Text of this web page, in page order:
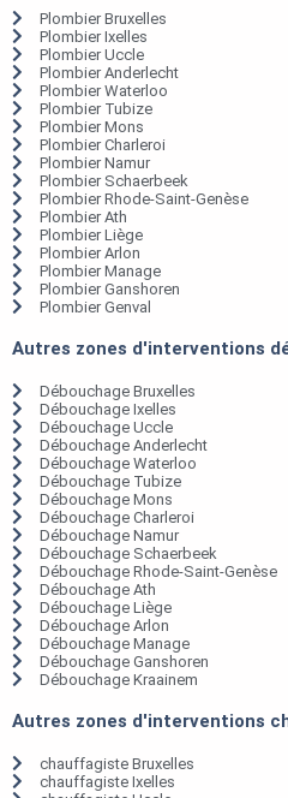
Plombier Bruxelles
Plombier Ixelles
Plombier Uccle
Plombier Anderlecht
Plombier Waterloo
Plombier Tubize
Plombier Mons
Plombier Charleroi
Plombier Namur
Plombier Schaerbeek
Plombier Rhode-Saint-Genèse
Plombier Ath
Plombier Liège
Plombier Arlon
Plombier Manage
Plombier Ganshoren
Plombier Genval
Autres zones d'interventions
Débouchage Bruxelles
Débouchage Ixelles
Débouchage Uccle
Débouchage Anderlecht
Débouchage Waterloo
Débouchage Tubize
Débouchage Mons
Débouchage Charleroi
Débouchage Namur
Débouchage Schaerbeek
Débouchage Rhode-Saint-Genèse
Débouchage Ath
Débouchage Liège
Débouchage Arlon
Débouchage Manage
Débouchage Ganshoren
Débouchage Kraainem
Autres zones d'interventions
chauffagiste Bruxelles
chauffagiste Ixelles